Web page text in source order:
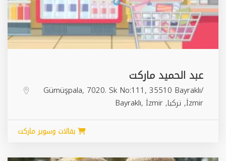
عبد الحميد ماركت
Gümüşpala, 7020. Sk No:111, 35510 Bayraklı/
İzmir, تركيا,
Bayraklı, İzmir
بقالات وسوبر ماركت